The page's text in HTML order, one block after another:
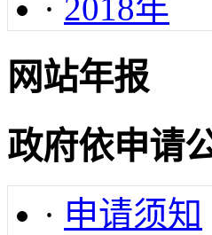
· 2018年
网站年报
政府依申请
· 申请须知